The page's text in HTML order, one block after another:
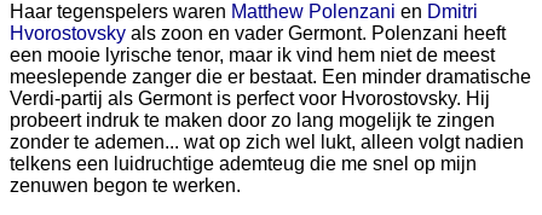
Haar tegenspelers waren Matthew Polenzani en Dmitri
Hvorostovsky als zoon en vader Germont. Polenzani heeft
een mooie lyrische tenor, maar ik vind hem niet de meest
meeslepende zanger die er bestaat. Een minder dramatische
Verdi-partij als Germont is perfect voor Hvorostovsky. Hij
probeert indruk te maken door zo lang mogelijk te zingen
zonder te ademen... wat op zich wel lukt, alleen volgt nadien
telkens een luidruchtige ademteug die me snel op mijn
zenuwen begon te werken.